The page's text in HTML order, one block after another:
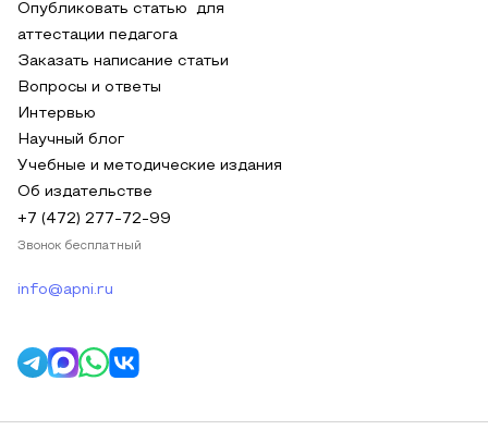
Опубликовать статью для
аттестации педагога
Заказать написание статьи
Вопросы и ответы
Интервью
Научный блог
Учебные и методические издания
Об издательстве
+7 (472) 277-72-99
Звонок бесплатный
info@apni.ru